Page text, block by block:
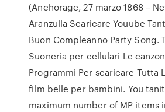
(Anchorage, 27 marzo 1868 –
Aranzulla Scaricare Youube
Buon Compleanno Party Song.
Suoneria per cellulari Le
Programmi Per scaricare Tutta
film belle per bambini. You
maximum number of MP items